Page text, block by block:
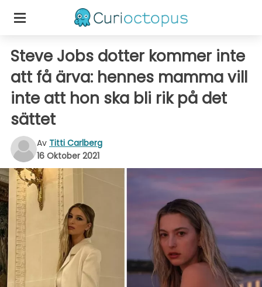
Steve Jobs dotter kommer inte
att få ärva: hennes mamma vill
inte att hon ska bli rik på det
sättet
Av Titti Carlberg
16 Oktober 2021